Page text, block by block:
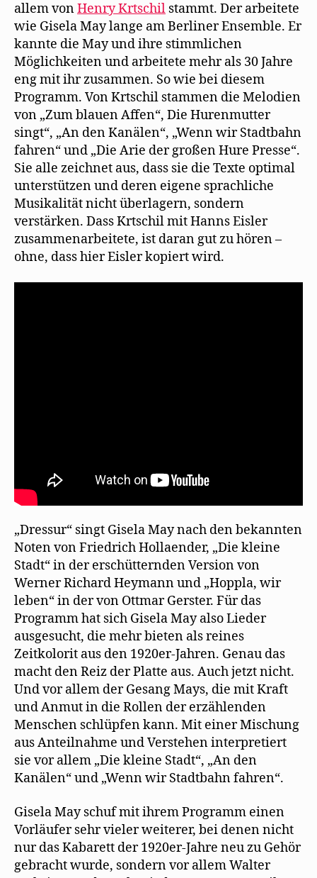
allem vonHenry Krtschil stammt. Der arbeitete
wie Gisela May lange am Berliner Ensemble. Er
kannte die May und ihre stimmlichen
Möglichkeiten und arbeitete mehr als 30 Jahre
eng mit ihr zusammen. So wie bei diesem
Programm. Von Krtschil stammen die Melodien
von „Zum blauen Affen“, Die Hurenmutter
singt“, „An den Kanälen“, „Wenn wir Stadtbahn
fahren“ und „Die Arie der großen Hure Presse“.
Sie alle zeichnet aus, dass sie die Texte optimal
unterstützen und deren eigene sprachliche
Musikalität nicht überlagern, sondern
verstärken. Dass Krtschil mit Hanns Eisler
zusammenarbeitete, ist daran gut zu hören –
ohne, dass hier Eisler kopiert wird.
„Dressur“ singt Gisela May nach den bekannten
Noten von Friedrich Hollaender, „Die kleine
Stadt“ in der erschütternden Version von
Werner Richard Heymann und „Hoppla, wir
leben“ in der von Ottmar Gerster. Für das
Programm hat sich Gisela May also Lieder
ausgesucht, die mehr bieten als reines
Zeitkolorit aus den 1920er-Jahren. Genau das
macht den Reiz der Platte aus. Auch jetzt nicht.
Und vor allem der Gesang Mays, die mit Kraft
und Anmut in die Rollen der erzählenden
Menschen schlüpfen kann. Mit einer Mischung
aus Anteilnahme und Verstehen interpretiert
sie vor allem „Die kleine Stadt“, „An den
Kanälen“ und „Wenn wir Stadtbahn fahren“.
Gisela May schuf mit ihrem Programm einen
Vorläufer sehr vieler weiterer, bei denen nicht
nur das Kabarett der 1920er-Jahre neu zu Gehör
gebracht wurde, sondern vor allem Walter